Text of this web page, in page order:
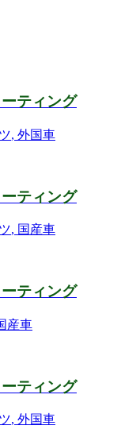
ティング
, 外国車
ティング
, 国産車
ティング
産車
ティング
, 外国車